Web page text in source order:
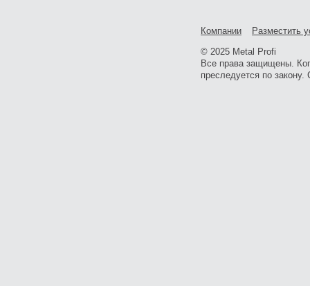
Компании
Разместить
© 2025 Metal Profi
Все права защищены.
преследуется по